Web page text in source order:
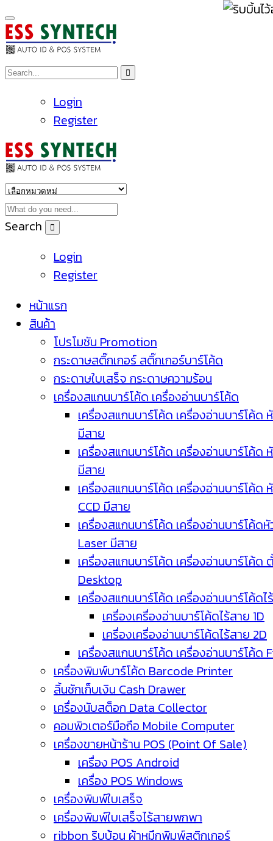
Login
Register
Search
Login
Register
หน้าแรก
สินค้า
โปรโมชัน Promotion
กระดาษสติ๊กเกอร์ สติ๊กเกอร์บาร์โค้ด
กระดาษใบเสร็จ กระดาษความร้อน
เครื่องสแกนบาร์โค้ด เครื่องอ่านบาร์โค้ด
เครื่องสแกนบาร์โค้ด เครื่องอ่านบาร์โค้ด
มีสาย
เครื่องสแกนบาร์โค้ด เครื่องอ่านบาร์โค้ด
มีสาย
เครื่องสแกนบาร์โค้ด เครื่องอ่านบาร์โค้ด
CCD มีสาย
เครื่องสแกนบาร์โค้ด เครื่องอ่านบาร์โค้ด
Laser มีสาย
เครื่องสแกนบาร์โค้ด เครื่องอ่านบาร์โค้ด
Desktop
เครื่องสแกนบาร์โค้ด เครื่องอ่านบาร์โค้ดไ
เครื่องเครื่องอ่านบาร์โค้ดไร้สาย 1D
เครื่องเครื่องอ่านบาร์โค้ดไร้สาย 2D
เครื่องสแกนบาร์โค้ด เครื่องอ่านบาร์โค้ด
เครื่องพิมพ์บาร์โค้ด Barcode Printer
ลิ้นชักเก็บเงิน Cash Drawer
เครื่องนับสต็อก Data Collector
คอมพิวเตอร์มือถือ Mobile Computer
เครื่องขายหน้าร้าน POS (Point Of Sale)
เครื่อง POS Android
เครื่อง POS Windows
เครื่องพิมพ์ใบเสร็จ
เครื่องพิมพ์ใบเสร็จไร้สายพกพา
ribbon ริบบ้อน ผ้าหมึกพิมพ์สติกเกอร์